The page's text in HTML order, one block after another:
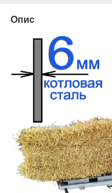
Опис